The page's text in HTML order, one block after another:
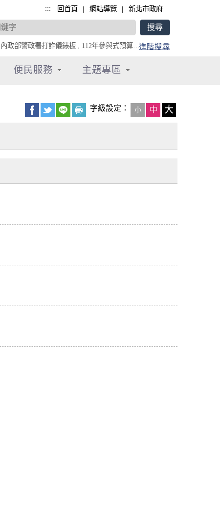
::: 回首頁 | 網站導覽 | 新北市政府
內政部警政署打詐儀錶板 112年參與式預算專區 ,全民防災e點通
進階搜尋
便民服務 主題專區
字級設定： 小 中 大